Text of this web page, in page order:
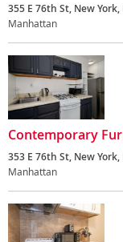
355 E 76th St, New York,
Manhattan
Contemporary
353 E 76th St, New York,
Manhattan